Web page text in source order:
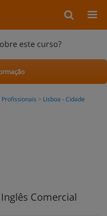
este curso?
Lisboa - Cidade
Comercial